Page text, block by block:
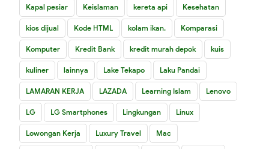
Kapal pesiar Keislaman kereta api Kesehatan
kios dijual Kode HTML kolam ikan. Komparasi
Komputer Kredit Bank kredit murah depok kuis
kuliner lainnya Lake Tekapo Laku Pandai
LAMARAN KERJA LAZADA Learning Islam Lenovo
LG LG Smartphones Lingkungan Linux
Lowongan Kerja Luxury Travel Mac